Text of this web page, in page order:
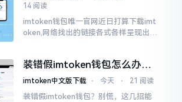
14 阅读
imtoken钱包唯一官网近日打算下载imt
oken,网络找出的链接各式各样呈现出乱
直忐忑不安。我折腾了好些日子
装错假imtoken钱包怎么办？
别慌，快卸载，这几招能救急
imtoken中文版下载 ⋅ 今天 ⋅ 21 阅读
装错假imtoken钱包？别慌，这几招能